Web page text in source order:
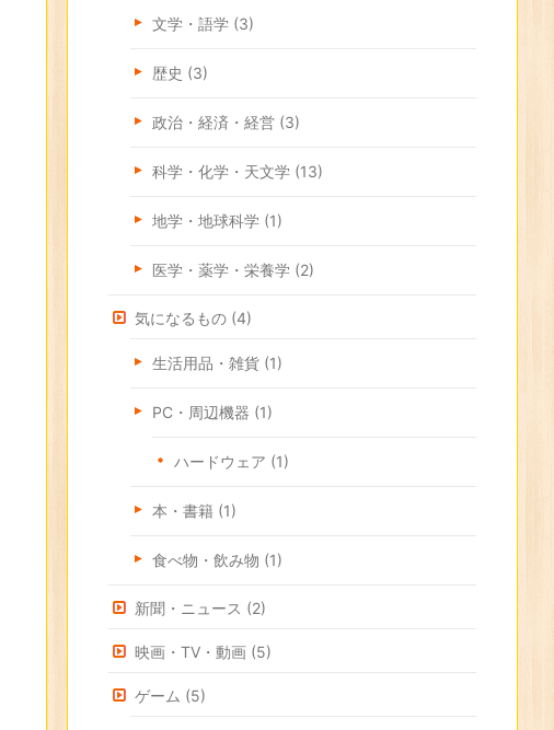
文学・語学 (3)
歴史 (3)
政治・経済・経営 (3)
科学・化学・天文学 (13)
地学・地球科学 (1)
医学・薬学・栄養学 (2)
気になるもの (4)
生活用品・雑貨 (1)
PC・周辺機器 (1)
ハードウェア (1)
本・書籍 (1)
食べ物・飲み物 (1)
新聞・ニュース (2)
映画・TV・動画 (5)
ゲーム (5)